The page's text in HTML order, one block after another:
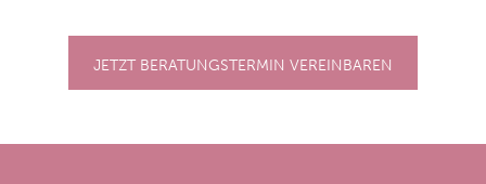
JETZT BERATUNGSTERMIN VEREINBAREN